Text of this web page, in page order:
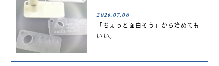
2026.07.06
「ちょっと面白そう」から始めても
いい。